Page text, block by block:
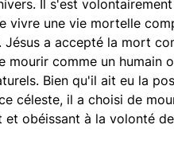
Il s'est
vivre une vie mortelle
Jésus a accepté la mort
comme un humain
Bien qu'il ait eu la
céleste, il a choisi de
obéissant à la volonté